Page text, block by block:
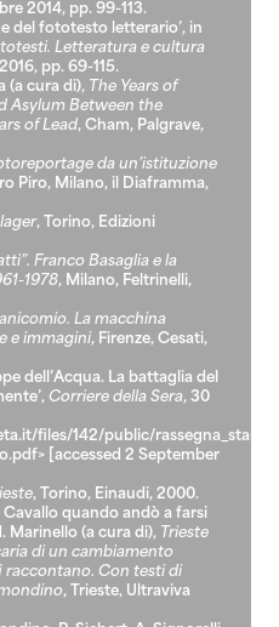
2014, pp. 99-113.
del fototesto letterario’, in
Letteratura e cultura
pp. 69-115.
(a cura di), The Years of
Asylum Between the
of Lead, Cham, Palgrave,
da un’istituzione
Piro, Milano, il Diaframma,
, Torino, Edizioni
Franco Basaglia e la
1978, Milano, Feltrinelli,
La macchina
e immagini, Firenze, Cesati,
dell’Acqua. La battaglia del
Corriere della Sera, 30
files/142/public/
> [accessed 2 September
, Torino, Einaudi, 2000.
Cavallo quando andò a farsi
Marinello (a cura di), Trieste
di un cambiamento
raccontano. Con testi di
, Trieste, Ultraviva